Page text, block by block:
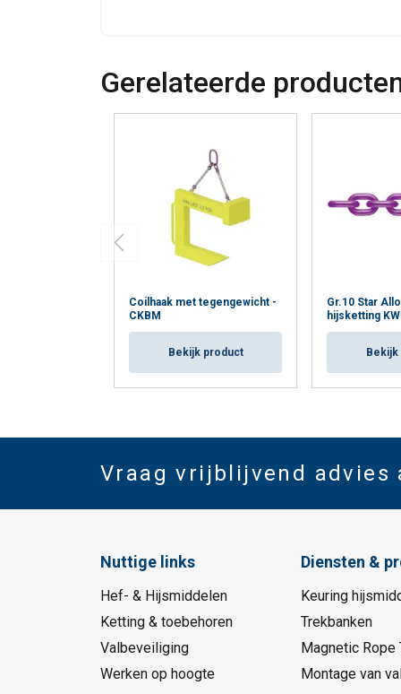
Gerelateerde
Coilhaak met tegengewicht -
CKBM
Bekijk product
Gr.10 Star
hijsketting
Vraag vrijblijvend advies
Nuttige links
Hef- & Hijsmiddelen
Ketting & toebehoren
Valbeveiliging
Werken op hoogte
Diensten &
Keuring
Trekbanken
Magnetic Rope
Montage van